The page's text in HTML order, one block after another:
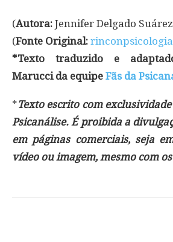
(Autora: Jennifer Delgado
(Fonte Original: rinconpsicologia
*Texto traduzido e
Marucci da equipe Fãs da
*Texto escrito com
Psicanálise. É proibida a
em páginas comerciais, seja
vídeo ou imagem, mesmo com